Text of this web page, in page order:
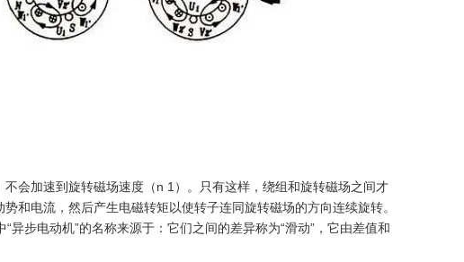
会加速到旋转磁场速度（n 1）。只有这样，绕组和旋转磁场之间才
和电流，然后产生电磁转矩以使转子连同旋转磁场的方向连续旋转。
步电动机”的名称来源于：它们之间的差异称为“滑动”，它由差值和